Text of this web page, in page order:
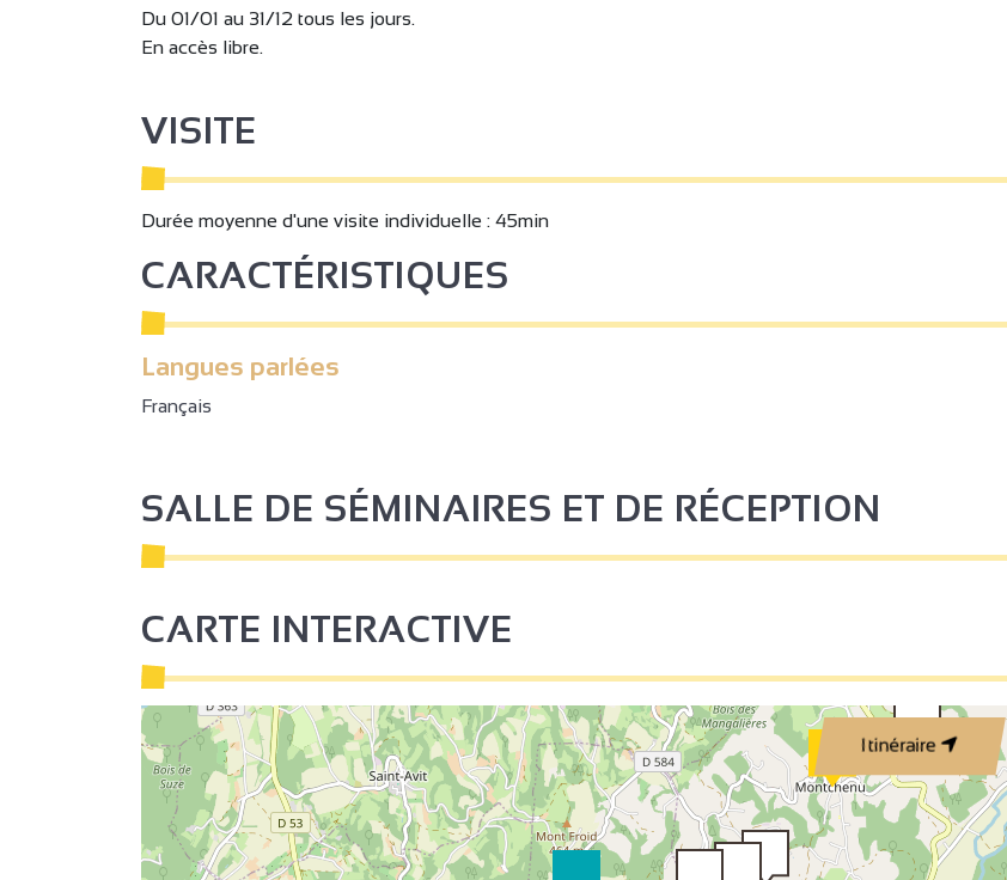
Du 01/01 au 31/12 tous les jours.
En accès libre.
VISITE
Durée moyenne d'une visite individuelle : 45min
CARACTÉRISTIQUES
Langues parlées
Français
SALLE DE SÉMINAIRES ET DE RÉCEPTION
CARTE INTERACTIVE
Itinéraire